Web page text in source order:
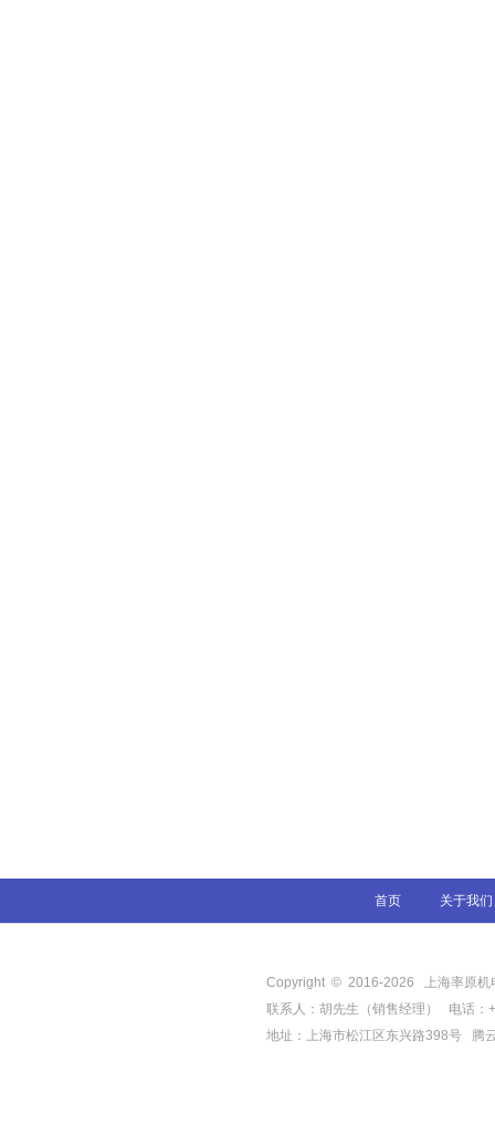
首页 关于我们
Copyright © 2016-2026
上海率原
联系人：胡先生（销售经理） 电话
地址：上海市松江区东兴路398号
腾